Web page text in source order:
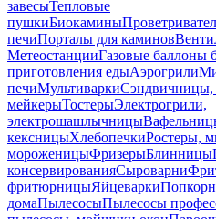
завесыТепловые
пушкиБиокамины
печиПорталы для каминов
МетеостанцииГазовые баллоны
приготовления едыАэрогрили
печиМультиваркиСэндвичницы,
мейкерыТостерыЭлектрогрили,
электрошашлычницы
кексницыХлебопечкиРостеры,
мороженицыФризерыБлинницы
консервированияСыроварни
фритюрницыЯйцеварки
домаПылесосыПылесосы